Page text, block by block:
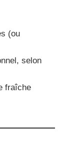
(ou
selon
fraîche